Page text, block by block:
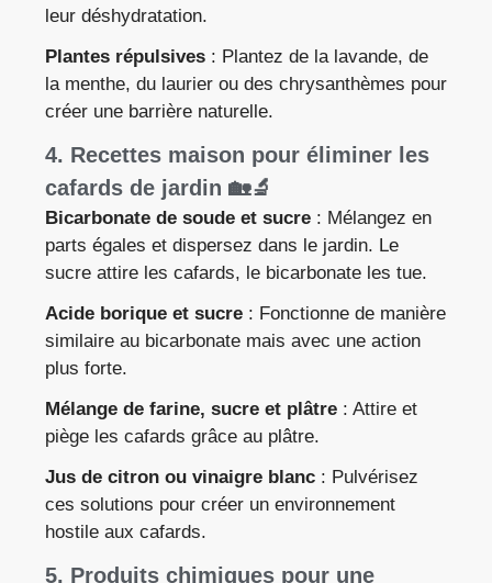
leur déshydratation.
Plantes répulsives : Plantez de la lavande, de
la menthe, du laurier ou des chrysanthèmes pour
créer une barrière naturelle.
4. Recettes maison pour éliminer les
cafards de jardin 🏡🔬
Bicarbonate de soude et sucre : Mélangez en
parts égales et dispersez dans le jardin. Le
sucre attire les cafards, le bicarbonate les tue.
Acide borique et sucre : Fonctionne de manière
similaire au bicarbonate mais avec une action
plus forte.
Mélange de farine, sucre et plâtre : Attire et
piège les cafards grâce au plâtre.
Jus de citron ou vinaigre blanc : Pulvérisez
ces solutions pour créer un environnement
hostile aux cafards.
5. Produits chimiques pour une